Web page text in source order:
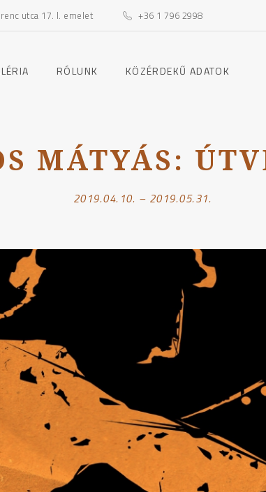
utca 17. I. emelet +36 1 796 2998
toggleRÓLUNK toggleKÖZÉRDEKŰ ADATOK
MÁTYÁS:
2019.04.10. – 2019.05.31.